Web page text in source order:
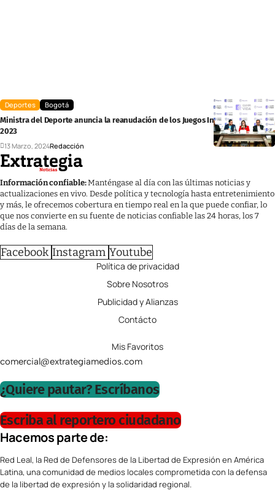
Deportes
Bogotá
Ministra del Deporte anuncia la reanudación de los Juegos Intercolegiados
2023
13 Marzo, 2024Redacción
Información confiable:Manténgase al día con las últimas noticias y
actualizaciones en vivo. Desde política y tecnología hasta entretenimiento
y más, le ofrecemos cobertura en tiempo real en la que puede confiar, lo
que nos convierte en su fuente de noticias confiable las 24 horas, los 7
días de la semana.
Facebook Instagram Youtube
Política de privacidad
Sobre Nosotros
Publicidad y Alianzas
Contácto
Mis Favoritos
comercial@extrategiamedios.com
¿Quiere pautar? Escríbanos
Escriba al reportero ciudadano
Hacemos parte de:
Red Leal, la Red de Defensores de la Libertad de Expresión en América
Latina, una comunidad de medios locales comprometida con la defensa
de la libertad de expresión y la solidaridad regional.